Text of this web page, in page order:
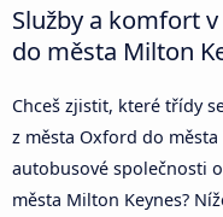
Služby a komfort
do města Milton
Chceš zjistit, které třídy
z města Oxford do
autobusové společnosti
města Milton Keynes?